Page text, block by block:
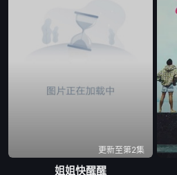
更新至第2集
姐姐快醒醒